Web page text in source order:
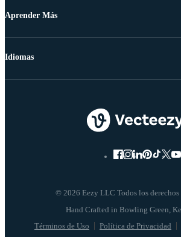
Aprender Más
© 2026 Eezy LLC Todos los derechos
Términos de Uso Política de Privacidad
Idiomas